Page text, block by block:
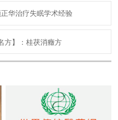
正华治疗失眠学术经验
方】：桂茯消癥方